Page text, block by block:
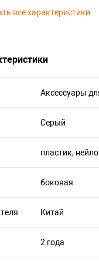
все характеристики
Аксессуары
Серый
пластик,
боковая
Китай
2 года